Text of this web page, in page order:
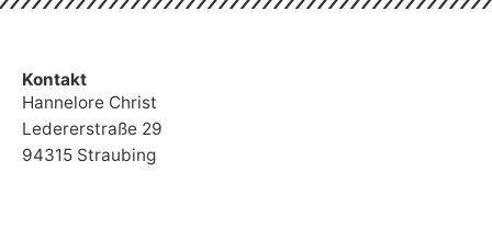
Kontakt
Hannelore Christ
Ledererstraße 29
94315 Straubing